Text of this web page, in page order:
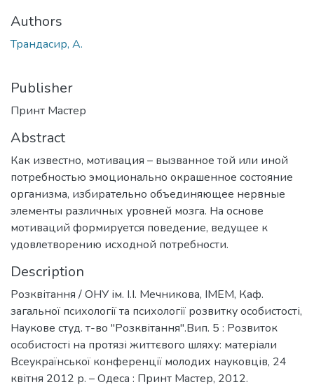
Authors
Трандасир, А.
Publisher
Принт Мастер
Abstract
Как известно, мотивация – вызванное той или иной
потребностью эмоционально окрашенное состояние
организма, избирательно объединяющее нервные
элементы различных уровней мозга. На основе
мотиваций формируется поведение, ведущее к
удовлетворению исходной потребности.
Description
Розквітання / ОНУ ім. І.І. Мечникова, ІМЕМ, Каф.
загальної психології та психології розвитку особистості,
Наукове студ. т-во "Розквітання".Вип. 5 : Розвиток
особистості на протязі життєвого шляху: матеріали
Всеукраїнської конференції молодих науковців, 24
квітня 2012 р. – Одеса : Принт Мастер, 2012.